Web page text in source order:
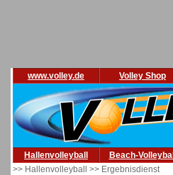
www.volley.de Volley Shop
Hallenvolleyball Beach-Volleyball
>> Hallenvolleyball >> Ergebnisdienst